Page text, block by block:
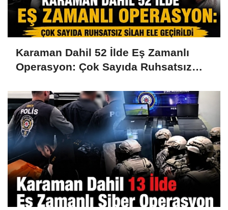
Karaman Dahil 52 İlde Eş Zamanlı
Operasyon: Çok Sayıda Ruhsatsız